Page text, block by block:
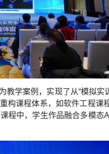
学案例，实现了从“模拟实
课程体系，如软件工程课
程中，学生作品融合多模态